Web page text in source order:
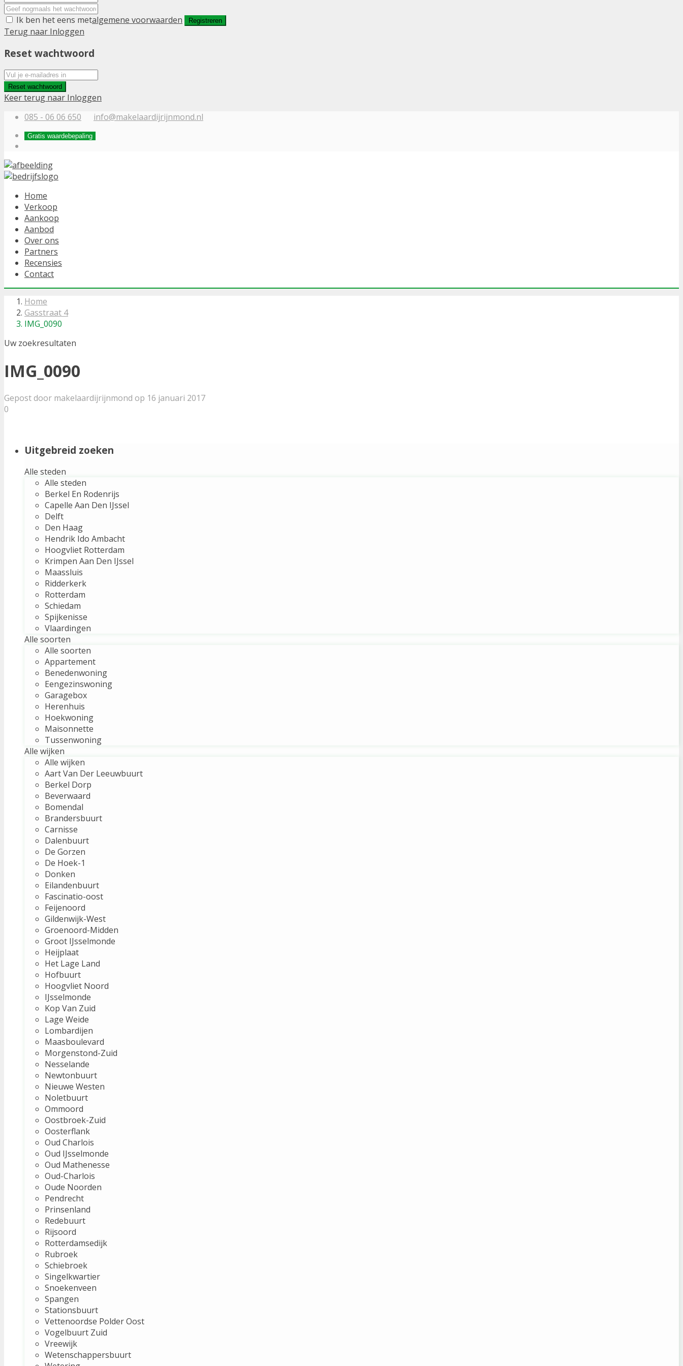
Ik ben het eens metalgemene voorwaarden Registreren
Terug naar Inloggen
Reset wachtwoord
Reset wachtwoord
Keer terug naar Inloggen
085 - 06 06 650
info@makelaardijrijnmond.nl
Gratis waardebepaling
Home
Verkoop
Aankoop
Aanbod
Over ons
Partners
Recensies
Contact
Home
Gasstraat 4
IMG_0090
Uw zoekresultaten
IMG_0090
Gepost door makelaardijrijnmond op 16 januari 2017
0
Uitgebreid zoeken
Alle steden
Alle steden
Berkel En Rodenrijs
Capelle Aan Den IJssel
Delft
Den Haag
Hendrik Ido Ambacht
Hoogvliet Rotterdam
Krimpen Aan Den IJssel
Maassluis
Ridderkerk
Rotterdam
Schiedam
Spijkenisse
Vlaardingen
Alle soorten
Alle soorten
Appartement
Benedenwoning
Eengezinswoning
Garagebox
Herenhuis
Hoekwoning
Maisonnette
Tussenwoning
Alle wijken
Alle wijken
Aart Van Der Leeuwbuurt
Berkel Dorp
Beverwaard
Bomendal
Brandersbuurt
Carnisse
Dalenbuurt
De Gorzen
De Hoek-1
Donken
Eilandenbuurt
Fascinatio-oost
Feijenoord
Gildenwijk-West
Groenoord-Midden
Groot IJsselmonde
Heijplaat
Het Lage Land
Hofbuurt
Hoogvliet Noord
IJsselmonde
Kop Van Zuid
Lage Weide
Lombardijen
Maasboulevard
Morgenstond-Zuid
Nesselande
Newtonbuurt
Nieuwe Westen
Noletbuurt
Ommoord
Oostbroek-Zuid
Oosterflank
Oud Charlois
Oud IJsselmonde
Oud Mathenesse
Oud-Charlois
Oude Noorden
Pendrecht
Prinsenland
Redebuurt
Rijsoord
Rotterdamsedijk
Rubroek
Schiebroek
Singelkwartier
Snoekenveen
Spangen
Stationsbuurt
Vettenoordse Polder Oost
Vogelbuurt Zuid
Vreewijk
Wetenschappersbuurt